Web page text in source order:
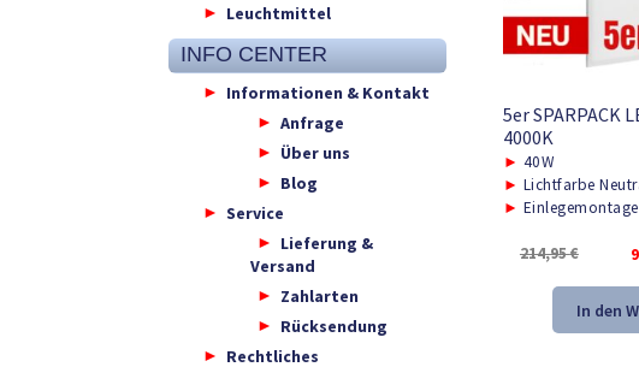
5er SPARPACK
4000K
► 40W
► Lichtfarbe
► Einlegemontage
214,95€
In den
Leuchtmittel
INFO CENTER
Informationen & Kontakt
Anfrage
Über uns
Blog
Service
Lieferung &
Versand
Zahlarten
Rücksendung
Rechtliches